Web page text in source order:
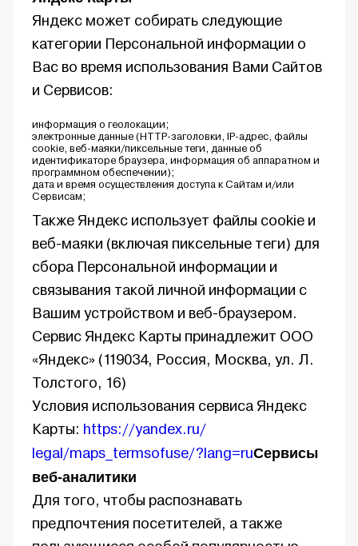
Яндекс может собирать следующие
категории Персональной информации о
Вас во время использования Вами Сайтов
и Сервисов:
информация о геолокации;
электронные данные (HTTP-заголовки, IP-адрес, файлы
cookie, веб-маяки/пиксельные теги, данные об
идентификаторе браузера, информация об аппаратном и
программном обеспечении);
дата и время осуществления доступа к Сайтам и/или
Сервисам;
Также Яндекс использует файлы cookie и
веб-маяки (включая пиксельные теги) для
сбора Персональной информации и
связывания такой личной информации с
Вашим устройством и веб-браузером.
Сервис Яндекс Карты принадлежит ООО
«Яндекс» (119034, Россия, Москва, ул. Л.
Толстого, 16)
Условия использования сервиса Яндекс
Карты: https://yandex.ru/
legal/maps_termsofuse/ ?lang=ruСервисы
веб-аналитики
Для того, чтобы распознавать
предпочтения посетителей, а также